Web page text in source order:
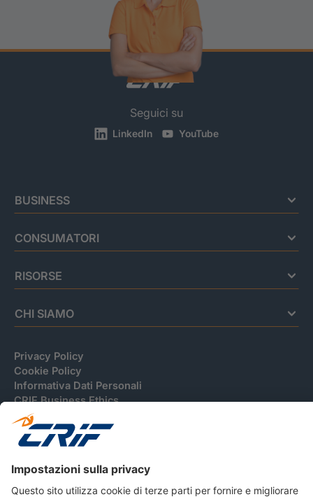
Seguici su
LinkedIn YouTube
BUSINESS
CONSUMATORI
RISORSE
CHI SIAMO
Privacy Policy
Cookie Policy
Informativa Dati Personali
CRIF Business Ethics
Accessibilità
Informativa Privacy Relativa Al Sistema Di Informazioni
Creditizie